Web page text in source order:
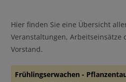
Hier finden Sie eine Übersicht
Veranstaltungen, Arbeitseinsätze
Vorstand.
Frühlingserwachen -